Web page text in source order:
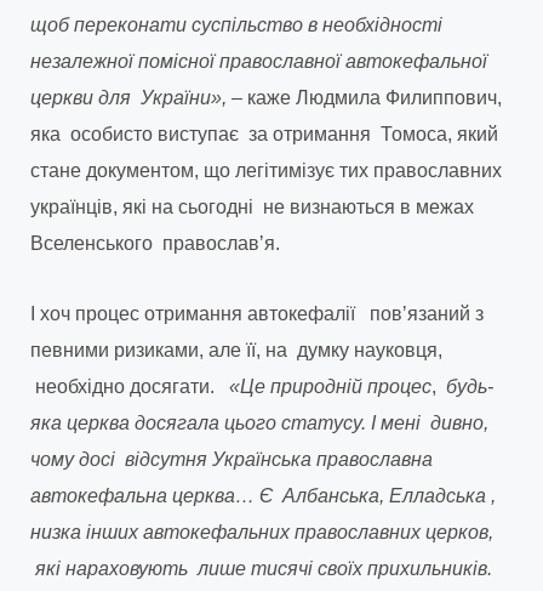
щоб переконати суспільство в необхідності
незалежної помісної православної автокефальної
церкви для України», – каже Людмила Филиппович,
яка особисто виступає за отримання Томоса, який
стане документом, що легітимізує тих православних
українців, які на сьогодні не визнаються в межах
Вселенського православʼя.
І хоч процес отримання автокефалії повʼязаний з
певними ризиками, але її, на думку науковця,
необхідно досягати. «Це природній процес, будь-
яка церква досягала цього статусу. І мені дивно,
чому досі відсутня Українська православна
автокефальна церква… Є Албанська, Елладська ,
низка інших автокефальних православних церков,
які нараховують лише тисячі своїх прихильників.